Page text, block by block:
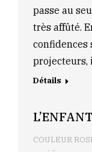
passe au
très affûté.
confidences
projecteurs,
Détails
COULEUR